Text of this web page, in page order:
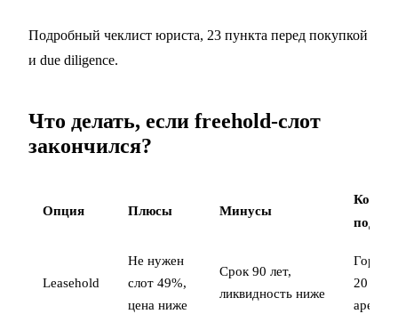
Подробный чеклист юриста, 23 пункта перед покупкой
и due diligence.
Что делать, если freehold-слот
закончился?
Опция Плюсы Минусы
Кому
Leasehold
Не нужен
слот 49%,
цена ниже
Срок 90 лет,
ликвидность ниже
20 лет,
аренду